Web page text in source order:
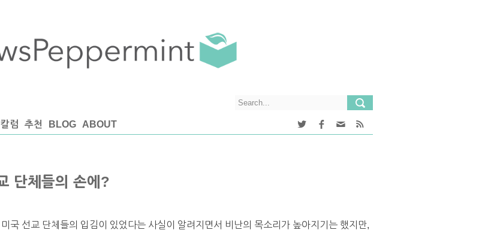
칼럼 추천 BLOG ABOUT
단체들의 손에?
국 선교 단체들의 입김이 있었다는 사실이 알려지면서 비난의 목소리가 높아지기는 했지만,